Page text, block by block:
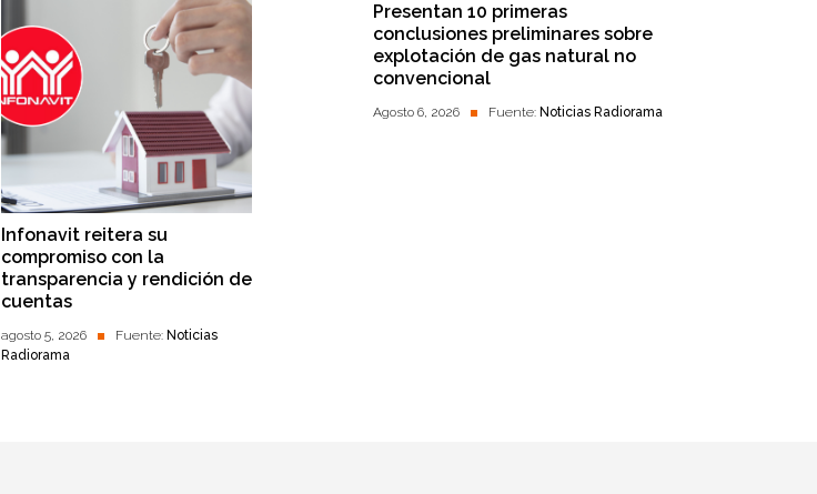
Infonavit reitera su
compromiso con la
transparencia y rendición de
cuentas
agosto 5, 2026 Fuente: Noticias
Radiorama
Presentan 10 primeras
conclusiones preliminares sobre
explotación de gas natural no
convencional
Agosto 6, 2026 Fuente: Noticias Radiorama